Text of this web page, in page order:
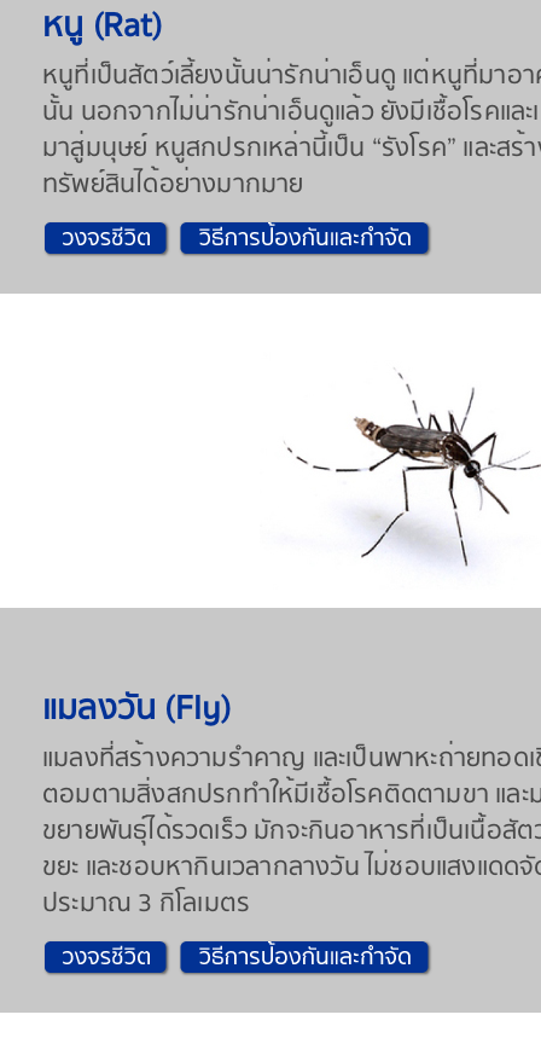
หนู (Rat)
หนูที่เป็นสัตว์เลี้ยงนั้นน่ารักน่าเอ็นดู แต่หนูที่มาอา
นั้น นอกจากไม่น่ารักน่าเอ็นดูแล้ว ยังมีเชื้อโรคแล
มาสู่มนุษย์ หนูสกปรกเหล่านี้เป็น “รังโรค” และสร้
ทรัพย์สินได้อย่างมากมาย
แมลงวัน (Fly)
แมลงที่สร้างความรำคาญ และเป็นพาหะถ่ายทอด
ตอมตามสิ่งสกปรกทำให้มีเชื้อโรคติดตามขา แล
ขยายพันธุ์ได้รวดเร็ว มักจะกินอาหารที่เป็นเนื้อสั
ขยะ และชอบหากินเวลากลางวัน ไม่ชอบแสงแด
ประมาณ 3 กิโลเมตร